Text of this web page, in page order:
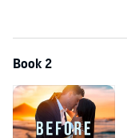
Book 2